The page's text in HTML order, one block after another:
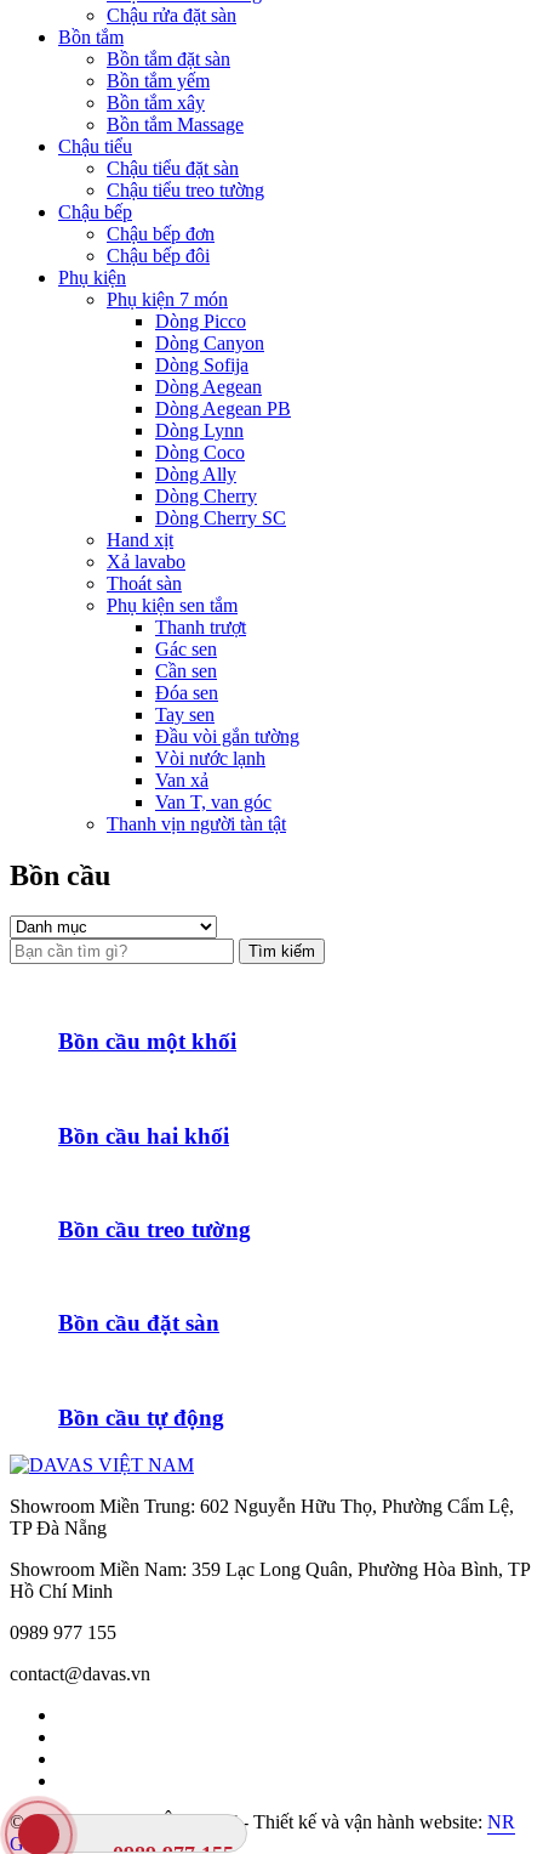
Chậu rửa đặt sàn
Bồn tắm
Bồn tắm đặt sàn
Bồn tắm yếm
Bồn tắm xây
Bồn tắm Massage
Chậu tiểu
Chậu tiểu đặt sàn
Chậu tiểu treo tường
Chậu bếp
Chậu bếp đơn
Chậu bếp đôi
Phụ kiện
Phụ kiện 7 món
Dòng Picco
Dòng Canyon
Dòng Sofija
Dòng Aegean
Dòng Aegean PB
Dòng Lynn
Dòng Coco
Dòng Ally
Dòng Cherry
Dòng Cherry SC
Hand xịt
Xả lavabo
Thoát sàn
Phụ kiện sen tắm
Thanh trượt
Gác sen
Cần sen
Đóa sen
Tay sen
Đầu vòi gắn tường
Vòi nước lạnh
Van xả
Van T, van góc
Thanh vịn người tàn tật
Bồn cầu
Tìm kiếm
Bồn cầu một khối
Bồn cầu hai khối
Bồn cầu treo tường
Bồn cầu đặt sàn
Bồn cầu tự động
Showroom Miền Trung: 602 Nguyễn Hữu Thọ, Phường Cẩm Lệ,
TP Đà Nẵng
Showroom Miền Nam: 359 Lạc Long Quân, Phường Hòa Bình, TP
Hồ Chí Minh
0989 977 155
contact@davas.vn
© 2023 DAVAS VIỆT NAM - Thiết kế và vận hành website: NR
Global